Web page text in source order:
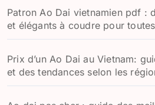
Patron Ao Dai vietnamien pdf :
et élégants à coudre pour
Prix d’un Ao Dai au Vietnam:
et des tendances selon les